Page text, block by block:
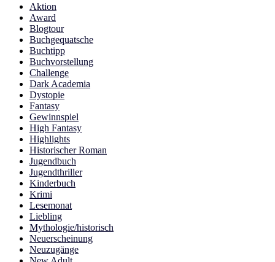
Aktion
Award
Blogtour
Buchgequatsche
Buchtipp
Buchvorstellung
Challenge
Dark Academia
Dystopie
Fantasy
Gewinnspiel
High Fantasy
Highlights
Historischer Roman
Jugendbuch
Jugendthriller
Kinderbuch
Krimi
Lesemonat
Liebling
Mythologie/historisch
Neuerscheinung
Neuzugänge